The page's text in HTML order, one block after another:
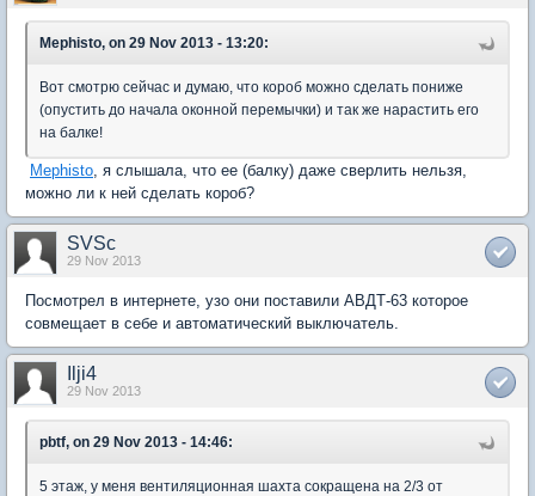
Mephisto, on 29 Nov 2013 - 13:20:
Вот смотрю сейчас и думаю, что короб можно сделать пониже
(опустить до начала оконной перемычки) и так же нарастить его
на балке!
Mephisto, я слышала, что ее (балку) даже сверлить нельзя,
можно ли к ней сделать короб?
SVSc
29 Nov 2013
Посмотрел в интернете, узо они поставили АВДТ-63 которое
совмещает в себе и автоматический выключатель.
Ilji4
29 Nov 2013
pbtf, on 29 Nov 2013 - 14:46:
5 этаж, у меня вентиляционная шахта сокращена на 2/3 от